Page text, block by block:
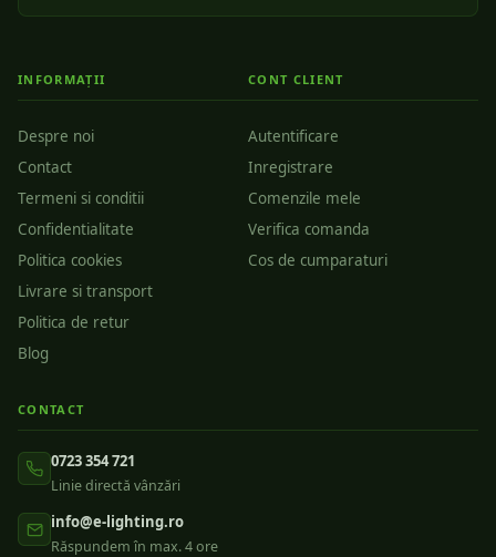
INFORMAȚII
Despre noi
Contact
Termeni si conditii
Confidentialitate
Politica cookies
Livrare si transport
Politica de retur
Blog
CONT CLIENT
Autentificare
Inregistrare
Comenzile mele
Verifica comanda
Cos de cumparaturi
CONTACT
0723 354 721
Linie directă vânzări
info@e-lighting.ro
Răspundem în max. 4 ore